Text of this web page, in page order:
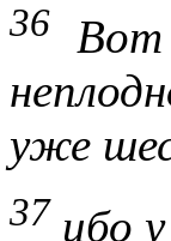
36 Вот
уже
37 ибо